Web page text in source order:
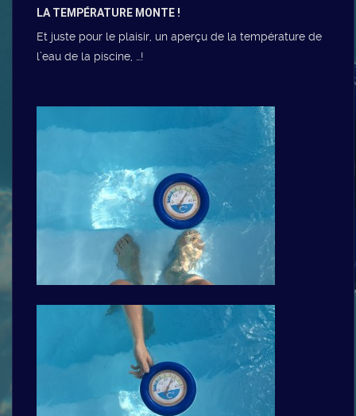
LA TEMPÉRATURE MONTE !
Et juste pour le plaisir, un aperçu de la température de
l’eau de la piscine, …!